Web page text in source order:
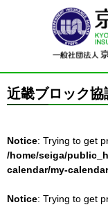
近畿ブロック協
Notice: Trying to get
/home/seiga/
calendar/my-
Notice: Trying to get